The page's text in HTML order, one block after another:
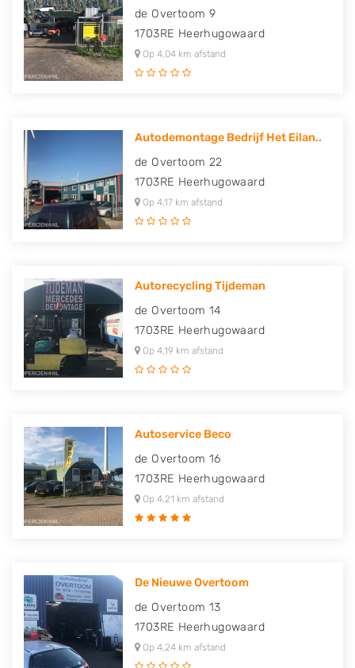
de Overtoom 9
1703RE Heerhugowaard
Op 4,04 km afstand
Autodemontage Bedrijf Het Eilan..
de Overtoom 22
1703RE Heerhugowaard
Op 4,17 km afstand
Autorecycling Tijdeman
de Overtoom 14
1703RE Heerhugowaard
Op 4,19 km afstand
Autoservice Beco
de Overtoom 16
1703RE Heerhugowaard
Op 4,21 km afstand
De Nieuwe Overtoom
de Overtoom 13
1703RE Heerhugowaard
Op 4,24 km afstand